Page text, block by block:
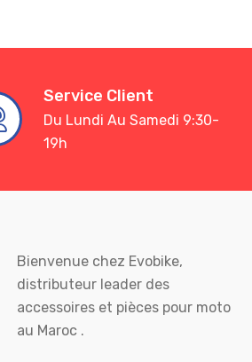
Service Client
Du Lundi Au Samedi 9:30-
19h
Bienvenue chez Evobike,
distributeur leader des
accessoires et pièces pour moto
au Maroc .